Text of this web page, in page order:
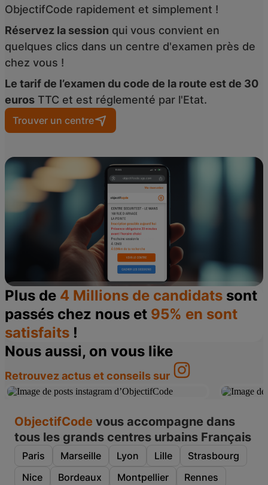
ObjectifCode rapidement et simplement !
Réservez la session qui vous convient en
quelques clics dans un centre d'examen près de
chez vous !
Le tarif de l’examen du code de la route est de 30
euros TTC et est réglementé par l'Etat.
Trouver un centre
Plus de 4 Millions de candidats sont
passés chez nous et 95% en sont
satisfaits !
Nous aussi, on vous like
Retrouvez actus et conseils sur
ObjectifCode vous accompagne dans
tous les grands centres urbains Français
Paris Marseille Lyon Lille
Strasbourg
Nice
Bordeaux Montpellier
Rennes